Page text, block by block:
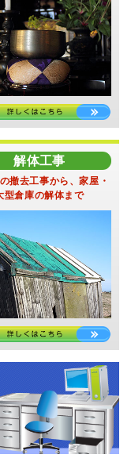
解体工事
撤去工事から、家屋・
型倉庫の解体まで